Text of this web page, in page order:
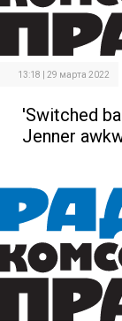
13:18 | 29 марта 2022
'Switched
Jenner